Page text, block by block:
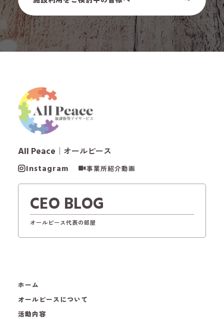
All Peace ｜オールピース
Instagram 事業所紹介動画
CEO BLOG
オールピース代表の部屋
ホーム
オールピースについて
活動内容